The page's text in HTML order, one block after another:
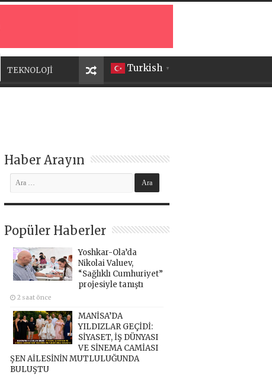
Turkish ▼
TEKNOLOJİ
Haber Arayın
Popüler Haberler
Yoshkar-Ola’da
Nikolai Valuev,
“Sağlıklı Cumhuriyet”
projesiyle tanıştı
2 saat önce
MANİSA’DA
YILDIZLAR GEÇİDİ:
SİYASET, İŞ DÜNYASI
VE SİNEMA CAMİASI
ŞEN AİLESİNİN MUTLULUĞUNDA
BULUŞTU